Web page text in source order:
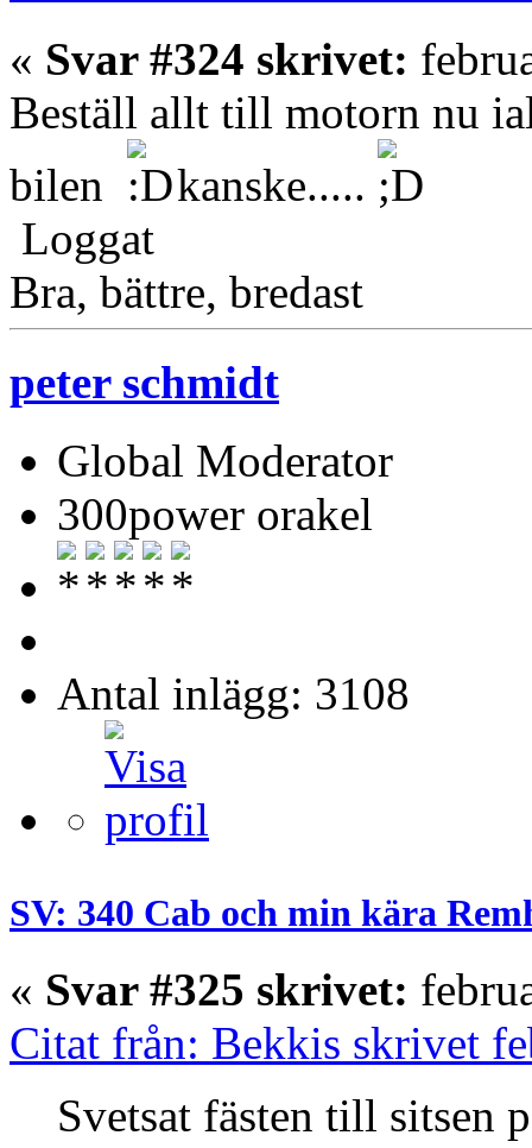
« Svar #324 skrivet:
Beställ allt till motorn nu
bilen
kanske.....
Loggat
Bra, bättre, bredast
peter schmidt
Global Moderator
300power orakel
Antal inlägg: 3108
SV: 340 Cab och min kära
« Svar #325 skrivet:
Citat från: Bekkis skrivet
Svetsat fästen till sitsen